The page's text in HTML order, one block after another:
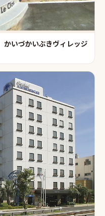
いづかいぶきヴィレッジ